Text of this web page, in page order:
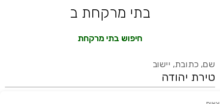
בתי מרקחת ב
חיפוש בתי מרקחת
שם, כתובת, יישוב